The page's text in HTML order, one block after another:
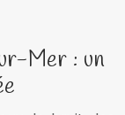
Mer : un